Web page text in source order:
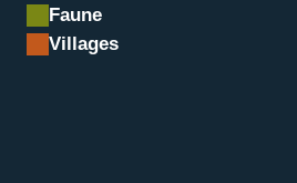
Faune
Villages